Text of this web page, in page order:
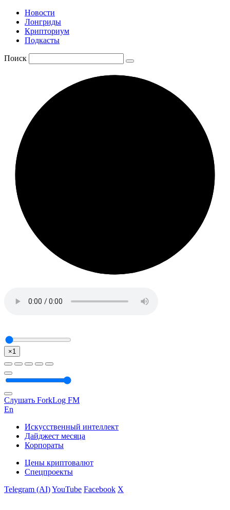
Новости
Лонгриды
Крипториум
Подкасты
Поиск
×1
Слушать ForkLog FM
En
Искусственный интеллект
Дайджест месяца
Корпораты
Цены криптовалют
Спецпроекты
Telegram (AI)YouTube Facebook X